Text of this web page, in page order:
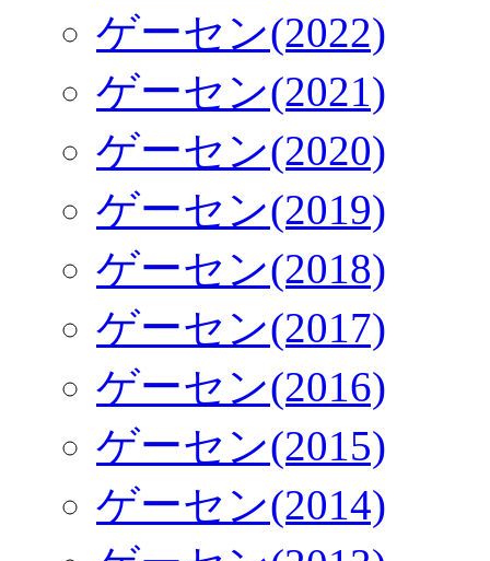
ゲーセン(2022)
ゲーセン(2021)
ゲーセン(2020)
ゲーセン(2019)
ゲーセン(2018)
ゲーセン(2017)
ゲーセン(2016)
ゲーセン(2015)
ゲーセン(2014)